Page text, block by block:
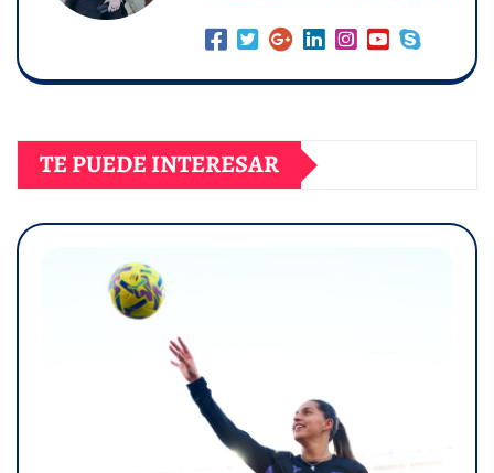
TE PUEDE INTERESAR